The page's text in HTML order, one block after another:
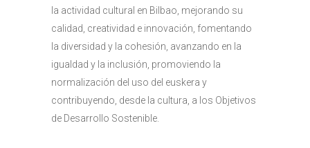
la actividad cultural en Bilbao, mejorando su
calidad, creatividad e innovación, fomentando
la diversidad y la cohesión, avanzando en la
igualdad y la inclusión, promoviendo la
normalización del uso del euskera y
contribuyendo, desde la cultura, a los Objetivos
de Desarrollo Sostenible.